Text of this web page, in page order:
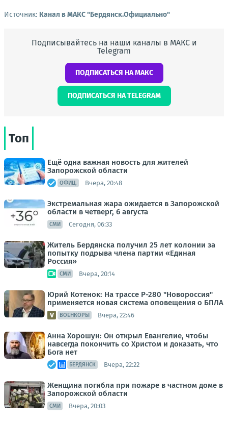
Источник: Канал в МАКС "Бердянск.Официально"
Подписывайтесь на наши каналы в МАКС и
Telegram
ПОДПИСАТЬСЯ НА МАКС
ПОДПИСАТЬСЯ НА TELEGRAM
Топ
Ещё одна важная новость для жителей
Запорожской области
ОФИЦ. Вчера, 20:48
Экстремальная жара ожидается в Запорожской
области в четверг, 6 августа
СМИ Сегодня, 06:33
Житель Бердянска получил 25 лет колонии за
попытку подрыва члена партии «Единая
Россия»
СМИ Вчера, 20:14
Юрий Котенок: На трассе Р-280 "Новороссия"
применяется новая система оповещения о БПЛА
ВОЕНКОРЫ Вчера, 22:46
Анна Хорошун: Он открыл Евангелие, чтобы
навсегда покончить со Христом и доказать, что
Бога нет
БЕРДЯНСК Вчера, 22:22
Женщина погибла при пожаре в частном доме в
Запорожской области
СМИ Вчера, 20:03